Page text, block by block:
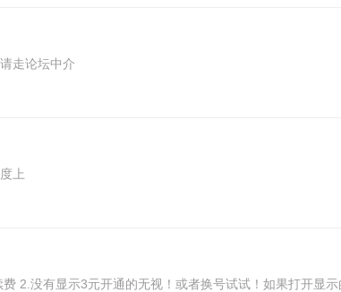
走论坛中介
上
示3